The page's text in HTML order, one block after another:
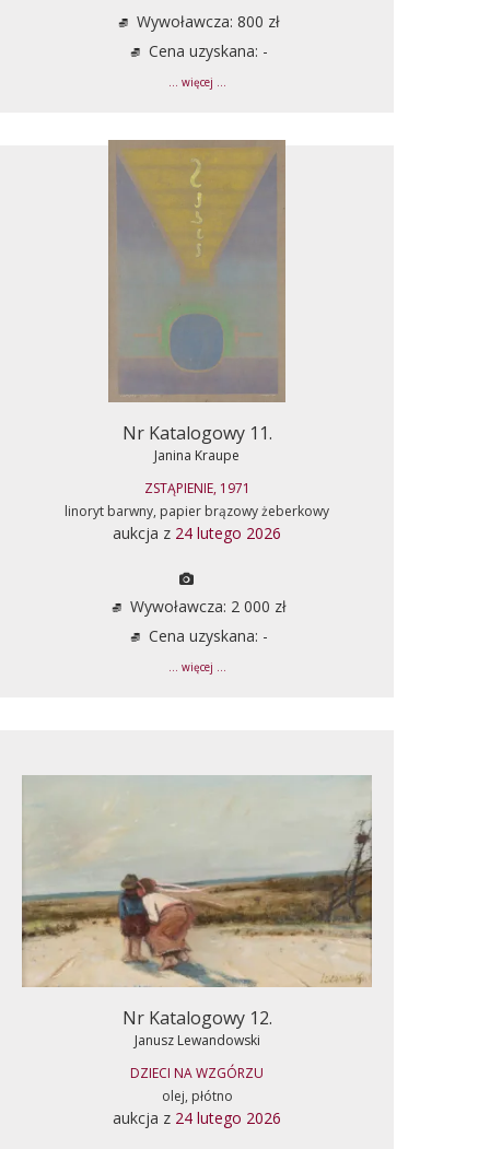
Wywoławcza: 800 zł
Cena uzyskana: -
... więcej ...
Nr Katalogowy 11.
Janina Kraupe
ZSTĄPIENIE, 1971
linoryt barwny, papier brązowy żeberkowy
aukcja z 24 lutego 2026
Wywoławcza: 2 000 zł
Cena uzyskana: -
... więcej ...
Nr Katalogowy 12.
Janusz Lewandowski
DZIECI NA WZGÓRZU
olej, płótno
aukcja z 24 lutego 2026